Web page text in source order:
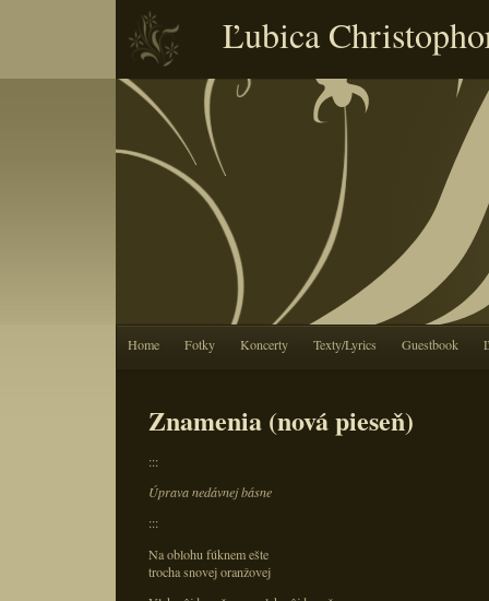
Ľubica
Home Fotky Koncerty Texty/Lyrics Guestbook
Znamenia (nová pieseň)
:::
Úprava nedávnej básne
:::
Na oblohu fúknem ešte
trocha snovej oranžovej